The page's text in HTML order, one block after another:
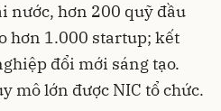
nước, hơn 200 quỹ đầu
hơn 1.000 startup; kết
đổi mới sáng tạo.
mô lớn được NIC tổ chức.